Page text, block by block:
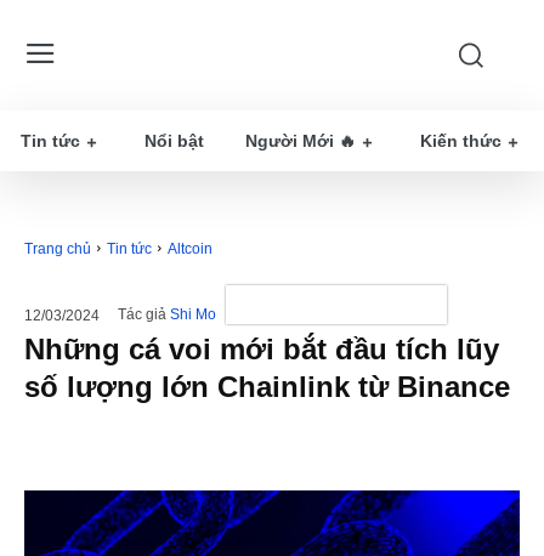
Tin tức Nổi bật Người Mới 🔥 Kiến thức
Trang chủ Tin tức Altcoin
12/03/2024 Tác giả Shi Mo
Những cá voi mới bắt đầu tích lũy
số lượng lớn Chainlink từ Binance